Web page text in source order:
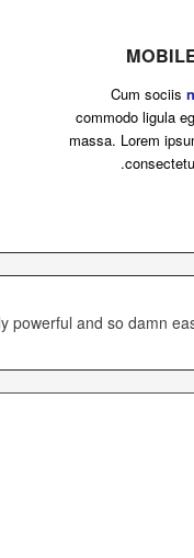
Cum sociis
commodo ligula
massa. Lorem
powerful and so damn